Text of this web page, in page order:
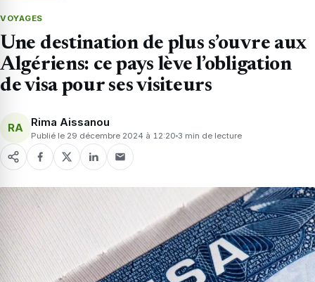
VOYAGES
Une destination de plus s’ouvre aux
Algériens: ce pays lève l’obligation
de visa pour ses visiteurs
RA Rima Aissanou
Publié le 29 décembre 2024 à 12:20 3 min de lecture